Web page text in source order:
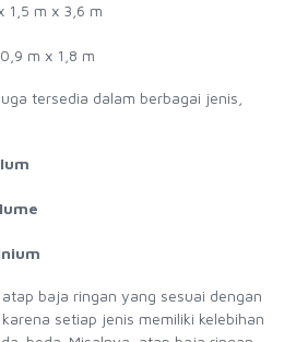
1,5 m x 3,6 m
m x 1,8 m
tersedia dalam berbagai jenis,
baja ringan yang sesuai dengan
setiap jenis memiliki kelebihan